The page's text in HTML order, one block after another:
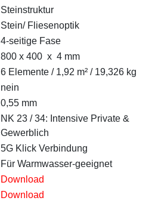
Steinstruktur
Stein/ Fliesenoptik
4-seitige Fase
800 x 400 x 4 mm
6 Elemente / 1,92 m² / 19,326 kg
nein
0,55 mm
NK 23 / 34: Intensive Private &
Gewerblich
5G Klick Verbindung
Für Warmwasser-geeignet
Download
Download